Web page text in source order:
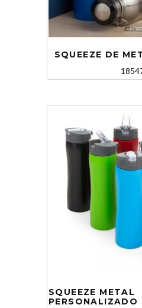
SQUEEZE DE
SQUEEZE METAL
PERSONALIZADO